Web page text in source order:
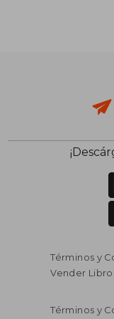
Términos y
Vender
Términos y